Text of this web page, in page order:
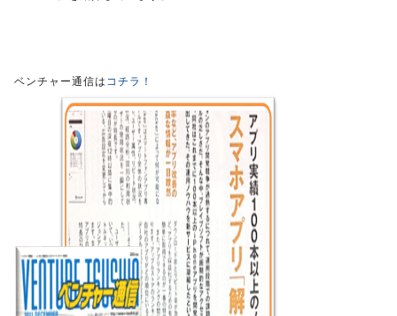
ベンチャー通信は コチラ！